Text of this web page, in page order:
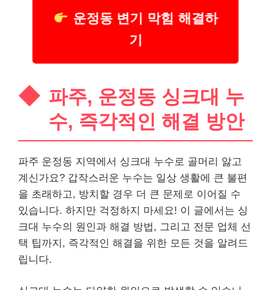
운정동 변기 막힘 해결하
기
파주, 운정동 싱크대 누
수, 즉각적인 해결 방안
파주 운정동 지역에서 싱크대 누수로 골머리 앓고
계신가요? 갑작스러운 누수는 일상 생활에 큰 불편
을 초래하고, 방치할 경우 더 큰 문제로 이어질 수
있습니다. 하지만 걱정하지 마세요! 이 글에서는 싱
크대 누수의 원인과 해결 방법, 그리고 전문 업체 선
택 팁까지, 즉각적인 해결을 위한 모든 것을 알려드
립니다.